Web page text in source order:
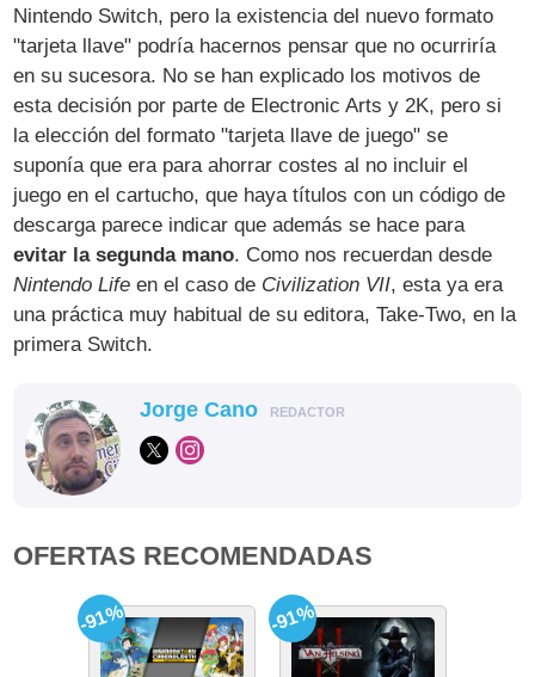
Nintendo Switch, pero la existencia del nuevo formato
"tarjeta llave" podría hacernos pensar que no ocurriría
en su sucesora. No se han explicado los motivos de
esta decisión por parte de Electronic Arts y 2K, pero si
la elección del formato "tarjeta llave de juego" se
suponía que era para ahorrar costes al no incluir el
juego en el cartucho, que haya títulos con un código de
descarga parece indicar que además se hace para
evitar la segunda mano. Como nos recuerdan desde
Nintendo Life en el caso de Civilization VII, esta ya era
una práctica muy habitual de su editora, Take-Two, en la
primera Switch.
Jorge Cano REDACTOR
OFERTAS RECOMENDADAS
-91% -91%